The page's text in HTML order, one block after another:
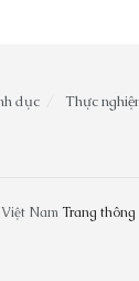
dục Thực
NamTrang thông